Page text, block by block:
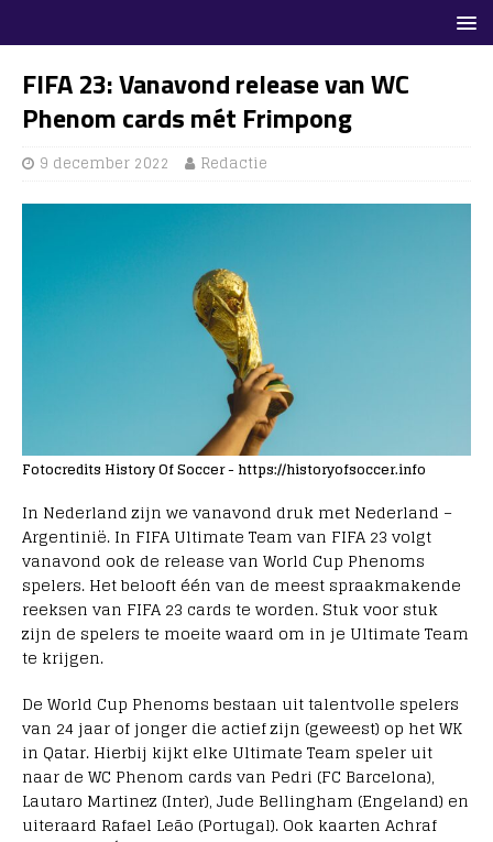
FIFA 23: Vanavond release van WC
Phenom cards mét Frimpong
9 december 2022 Redactie
Fotocredits History Of Soccer - https://historyofsoccer.info
In Nederland zijn we vanavond druk met Nederland –
Argentinië. In FIFA Ultimate Team van FIFA 23 volgt
vanavond ook de release van World Cup Phenoms
spelers. Het belooft één van de meest spraakmakende
reeksen van FIFA 23 cards te worden. Stuk voor stuk
zijn de spelers te moeite waard om in je Ultimate Team
te krijgen.
De World Cup Phenoms bestaan uit talentvolle spelers
van 24 jaar of jonger die actief zijn (geweest) op het WK
in Qatar. Hierbij kijkt elke Ultimate Team speler uit
naar de WC Phenom cards van Pedri (FC Barcelona),
Lautaro Martinez (Inter), Jude Bellingham (Engeland) en
uiteraard Rafael Leão (Portugal). Ook kaarten Achraf